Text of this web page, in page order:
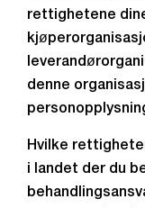
rettighetene
denne
Hvilke
i landet der du